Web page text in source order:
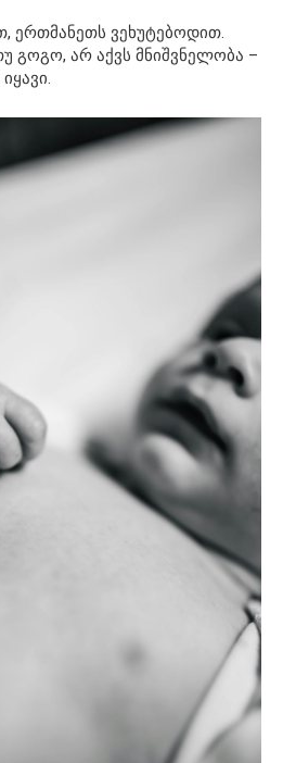
ერთმანეთს ვეხუტებოდით.
გოგო, არ აქვს მნიშვნელობა –